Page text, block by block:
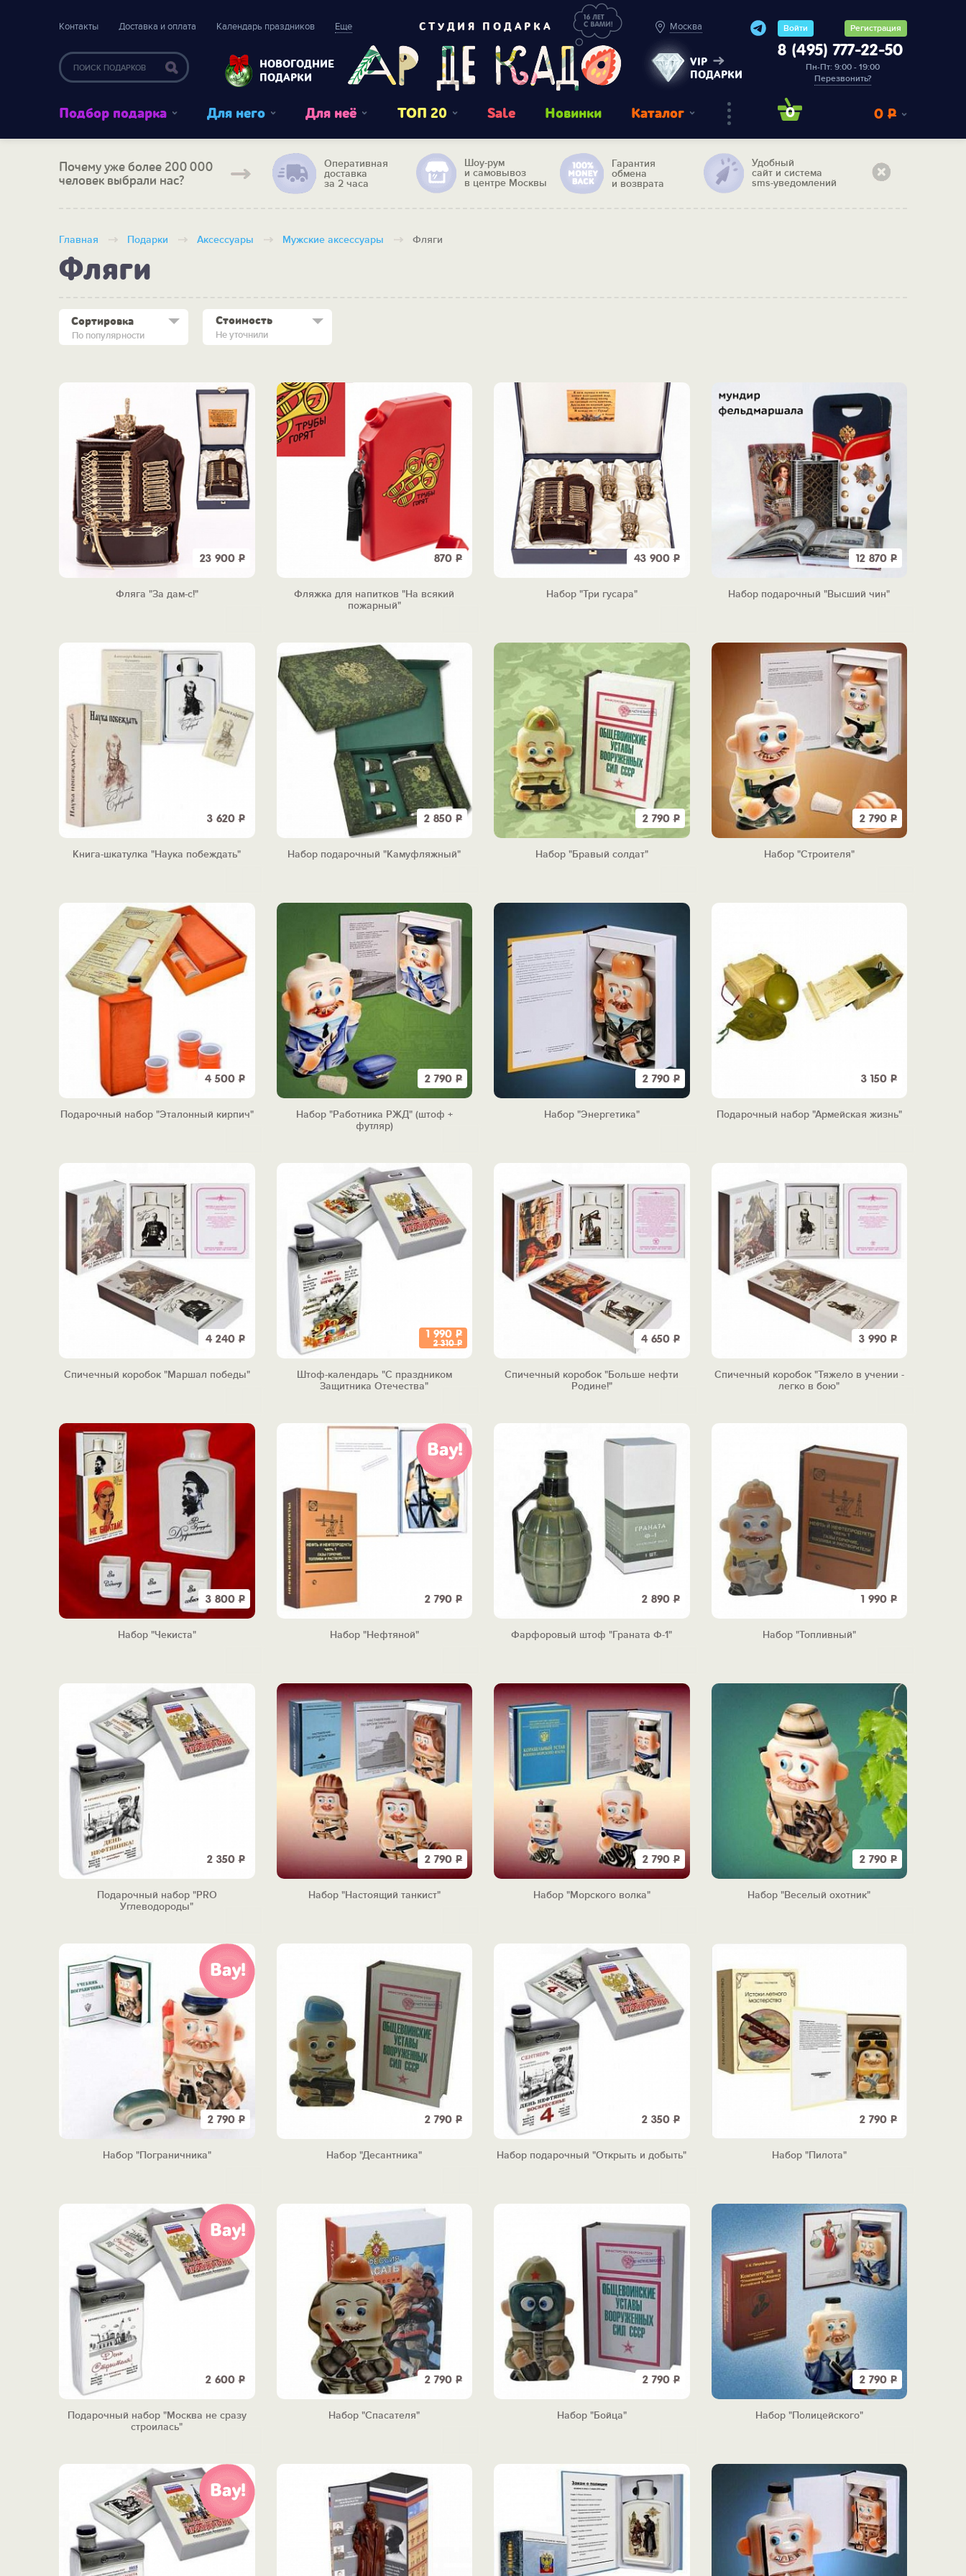
Контакты Доставка и оплата Календарь праздников Еще
НОВОГОДНИЕ
ПОДАРКИ
СТУДИЯ ПОДАРКА Москва
VIP
ПОДАРКИ
Войти Регистрация
8 (495) 777-22-50
Пн-Пт: 9:00 - 19:00
Перезвонить?
Подбор подарка Для него Для неё ТОП 20 Sale Новинки Каталог 0 0 Р
Почему уже более 200 000
человек выбрали нас?
Оперативная
доставка
за 2 часа
Шоу-рум
и самовывоз
в центре Москвы
Гарантия
обмена
и возврата
Удобный
сайт и система
sms-уведомлений
Главная Подарки Аксессуары Мужские аксессуары Фляги
Фляги
По популярности
Сортировка Стоимость
Не уточнили
23 900Р
Фляга "За дам-с!"
870 Р
Фляжка для напитков "На всякий
пожарный"
43 900Р
Набор "Три гусара"
12 870 Р
Набор подарочный "Высший чин"
3 620Р
Книга-шкатулка "Наука побеждать"
2 850 Р
Набор подарочный "Камуфляжный"
2 790Р
Набор "Бравый солдат"
2 790 Р
Набор "Строителя"
4 500Р
Подарочный набор "Эталонный кирпич"
2 790 Р
Набор "Работника РЖД" (штоф +
футляр)
2 790Р
Набор "Энергетика"
3 150 Р
Подарочный набор "Армейская жизнь"
4 240Р
Спичечный коробок "Маршал победы"
1 990 Р
2 310Р
Штоф-календарь "С праздником
Защитника Отечества"
4 650Р
Спичечный коробок "Больше нефти
Родине!"
3 990 Р
Спичечный коробок "Тяжело в учении -
легко в бою"
3 800Р
Набор "Чекиста"
2 790 Р
Набор "Нефтяной"
2 890Р
Фарфоровый штоф "Граната Ф-1"
1 990 Р
Набор "Топливный"
2 350Р
Подарочный набор "PRO
Углеводороды"
2 790 Р
Набор "Настоящий танкист"
2 790Р
Набор "Морского волка"
2 790 Р
Набор "Веселый охотник"
2 790Р
Набор "Пограничника"
2 790 Р
Набор "Десантника"
2 350Р
Набор подарочный "Открыть и добыть"
2 790 Р
Набор "Пилота"
2 600Р
Подарочный набор "Москва не сразу
строилась"
2 790 Р
Набор "Спасателя"
2 790Р
Набор "Бойца"
2 790 Р
Набор "Полицейского"